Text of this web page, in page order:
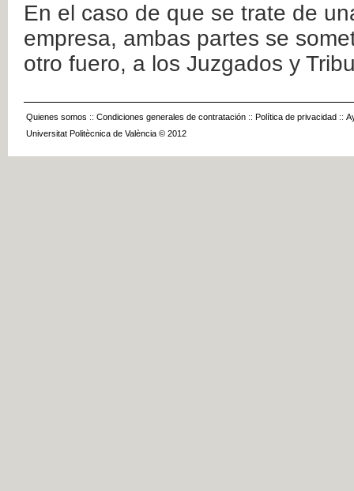
En el caso de que se trate de
empresa, ambas partes se
otro fuero, a los Juzgados y
Quienes somos :: Condiciones generales de contratación :: Política de privacidad ::
Universitat Politècnica de València © 2012